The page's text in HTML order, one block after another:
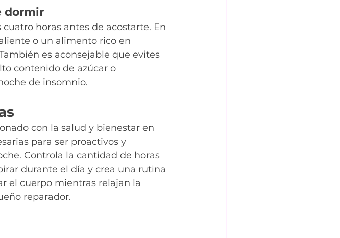
dormir
horas antes de acostarte. En
o un alimento rico en
es aconsejable que evites
contenido de azúcar o
de insomnio.
con la salud y bienestar en
para ser proactivos y
Controla la cantidad de horas
durante el día y crea una rutina
el cuerpo mientras relajan la
reparador.